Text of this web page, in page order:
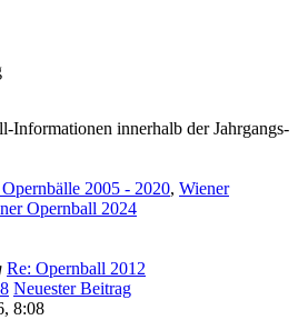
Informationen innerhalb der Jahrgangs-
2005 - 2020, Wiener
Opernball 2024
Re: Opernball 2012
Neuester Beitrag
8:08